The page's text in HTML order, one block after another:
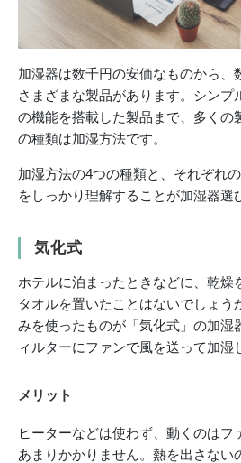
加湿器は数千円の安価なものから、
さまざまな製品があります。シンプ
の機能を搭載した製品まで、多くの
の種類は加湿方法です。
加湿方法の4つの種類と、それぞれ
をしっかり理解することが加湿器選
気化式
ホテルに泊まったときなどに、乾燥
タオルを置いたことはないでしょう
みを使ったものが「気化式」の加湿
ィルターにファンで風を送って加湿
メリット
ヒーターなどは使わず、動くのはフ
あまりかかりません。熱を出さない